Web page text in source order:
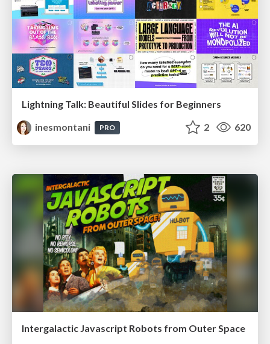
Lightning Talk: Beautiful Slides for Beginners
inesmontani
PRO 2 620
Intergalactic Javascript Robots from Outer Space